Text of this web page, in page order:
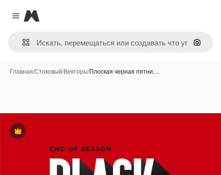
Close menu
Magnific
Поиск
Главная/Стоковый/Векторы/Плоская черная пятни…
Премиум